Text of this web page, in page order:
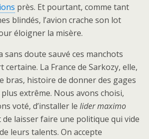
près. Et pourtant, comme tant
blindés, l’avion crache son lot
éloigner la misère.
sans doute sauvé ces manchots
certaine. La France de Sarkozy, elle,
bras, histoire de donner des gages
extrême. Nous avons choisi,
voté, d’installer le lider maximo
de laisser faire une politique qui vide
leurs talents. On accepte